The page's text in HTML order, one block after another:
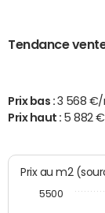
Tendance
Prix bas : 3 568 €/
Prix haut : 5 882
Prix au
5500